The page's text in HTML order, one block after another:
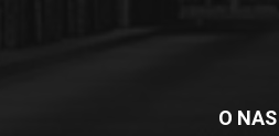
O NAS